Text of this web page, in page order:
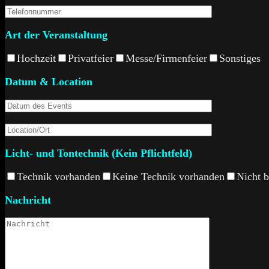
Art der Veranstaltung
Hochzeit
Privatfeier Messe/Firmenfeier
Sonstiges
Datum & Location
Licht- und Tontechnik (Kein Pflichtfeld)
Technik vorhanden
Keine Technik vorhanden
Nicht
Nachricht